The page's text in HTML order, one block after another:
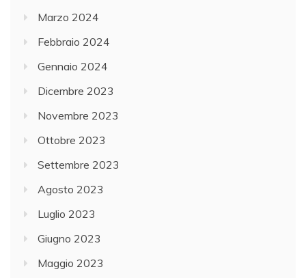
Marzo 2024
Febbraio 2024
Gennaio 2024
Dicembre 2023
Novembre 2023
Ottobre 2023
Settembre 2023
Agosto 2023
Luglio 2023
Giugno 2023
Maggio 2023